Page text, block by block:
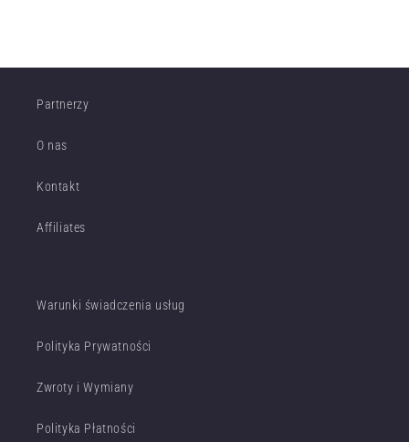
Partnerzy
O nas
Kontakt
Affiliates
Warunki świadczenia usług
Polityka Prywatności
Zwroty i Wymiany
Polityka Płatności